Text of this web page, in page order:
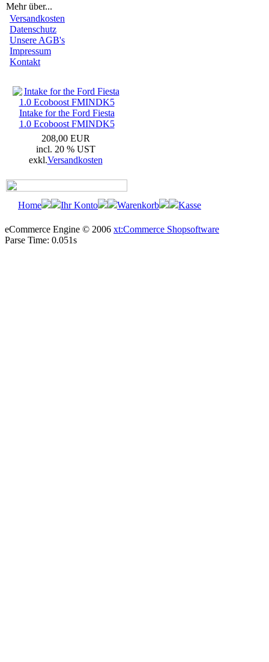
Mehr über...
Versandkosten
Datenschutz
Unsere AGB's
Impressum
Kontakt
Intake for the Ford Fiesta
1.0 Ecoboost FMINDK5
208,00 EUR
incl. 20 % UST
exkl.Versandkosten
Home Ihr Konto Warenkorb Kasse
eCommerce Engine © 2006 xt:Commerce Shopsoftware
Parse Time: 0.051s